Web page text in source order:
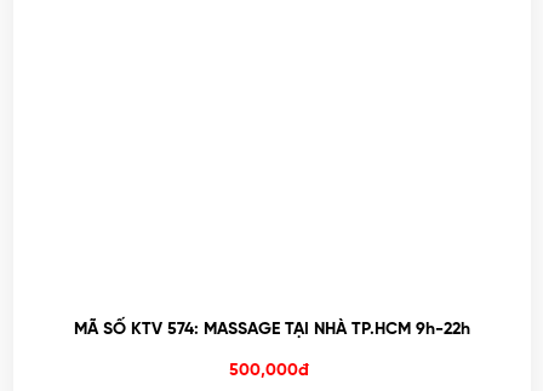
MÃ SỐ KTV 574: MASSAGE TẠI NHÀ TP.HCM 9h-22h
500,000đ